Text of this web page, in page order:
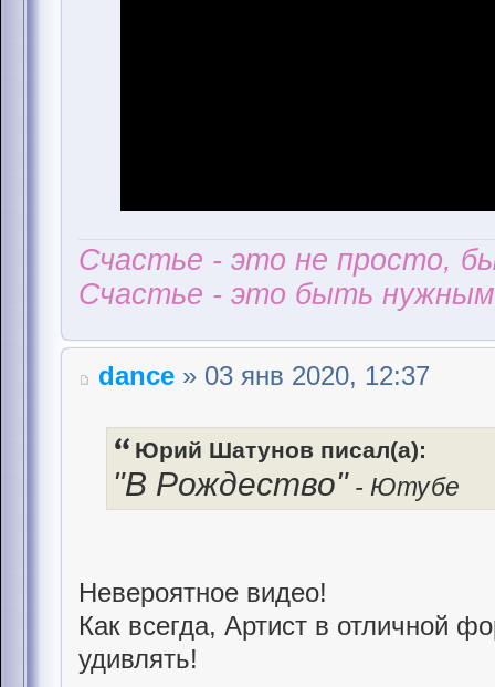
Счастье - это не просто,
Счастье - это быть
dance » 03 янв 2020, 12:37
Юрий Шатунов писал(а):
"В Рождество" - Ютубе
Невероятное видео!
Как всегда, Артист в отличной
удивлять!